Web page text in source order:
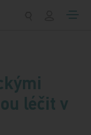
léčit v